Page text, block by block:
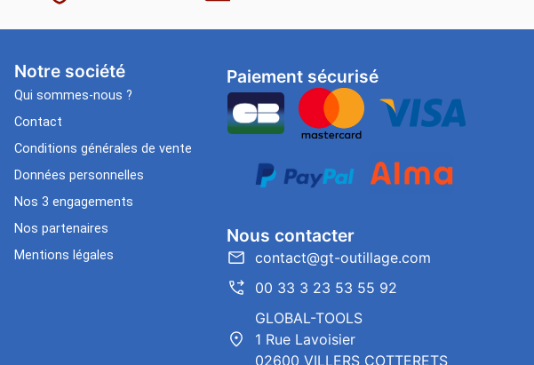
Notre société
Qui sommes-nous ?
Contact
Conditions générales de vente
Données personnelles
Nos 3 engagements
Nos partenaires
Mentions légales
Paiement sécurisé
Nous contacter
contact@gt-outillage.com
00 33 3 23 53 55 92
GLOBAL-TOOLS
1 Rue Lavoisier
02600 VILLERS COTTERETS